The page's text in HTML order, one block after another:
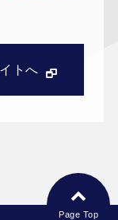
トへ
Page Top